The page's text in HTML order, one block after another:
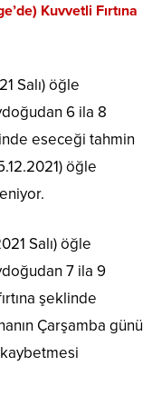
Kuvvetli Fırtına
Salı) öğle
6 ila 8
eseceği tahmin
öğle
Salı) öğle
7 ila 9
şeklinde
Çarşamba günü